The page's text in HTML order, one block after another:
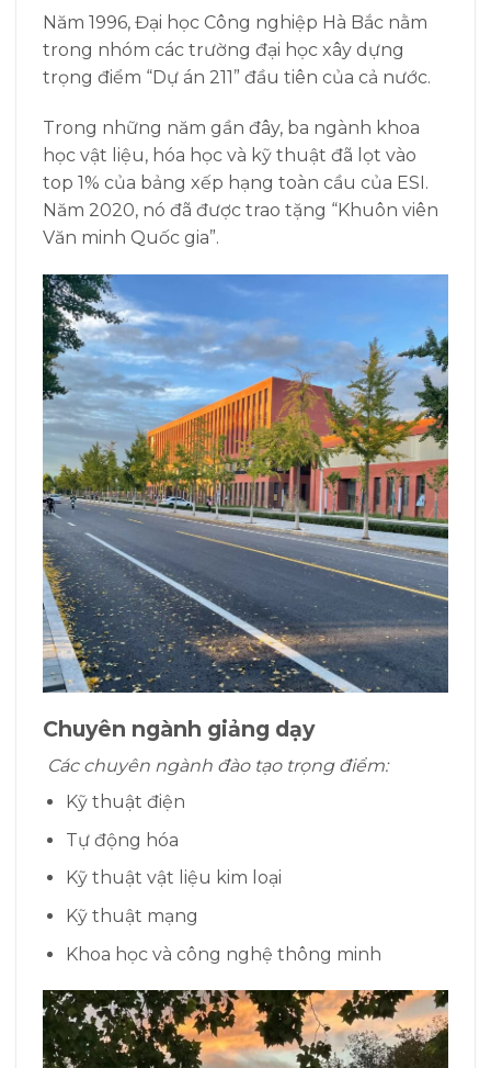
Năm 1996, Đại học Công nghiệp Hà Bắc nằm
trong nhóm các trường đại học xây dựng
trọng điểm “Dự án 211” đầu tiên của cả nước.
Trong những năm gần đây, ba ngành khoa
học vật liệu, hóa học và kỹ thuật đã lọt vào
top 1% của bảng xếp hạng toàn cầu của ESI.
Năm 2020, nó đã được trao tặng “Khuôn viên
Văn minh Quốc gia”.
Chuyên ngành giảng dạy
Các chuyên ngành đào tạo trọng điểm:
Kỹ thuật điện
Tự động hóa
Kỹ thuật vật liệu kim loại
Kỹ thuật mạng
Khoa học và công nghệ thông minh